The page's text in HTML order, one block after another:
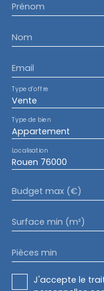
Prénom
Nom
Email
Vente
Type d'offre
Appartement
Type de bien
Rouen 76000
Localisation
Budget max (€)
Surface min (m²)
Pièces min
J'accepte le